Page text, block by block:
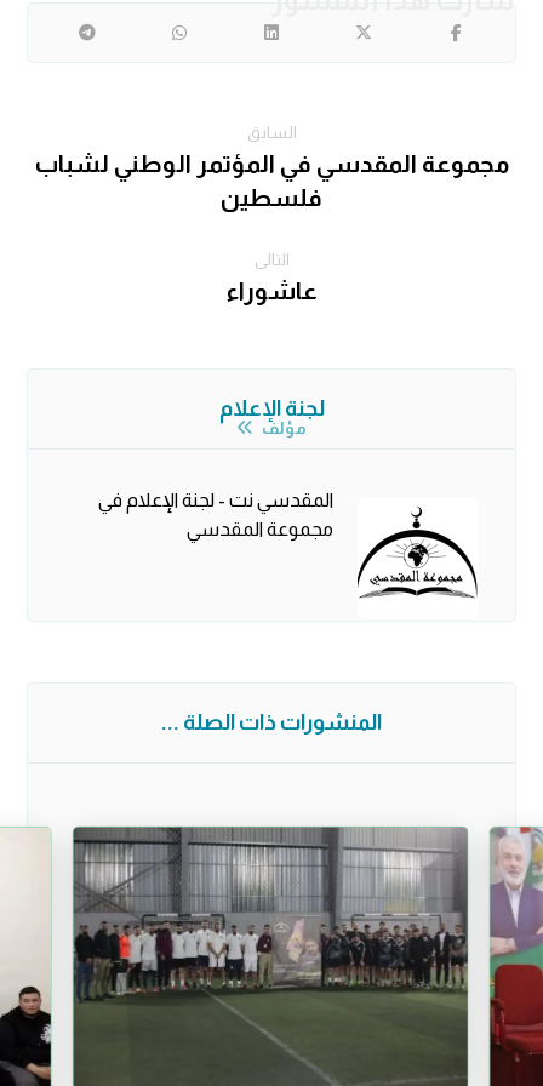
السابق
مجموعة المقدسي في المؤتمر الوطني لشباب
فلسطين
التالى
عاشوراء
لجنة الإعلام
مؤلف
المقدسي نت - لجنة الإعلام في
مجموعة المقدسي
المنشورات ذات الصلة ...